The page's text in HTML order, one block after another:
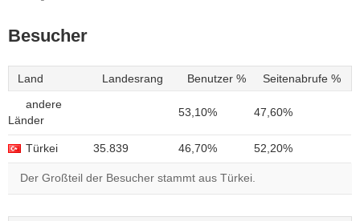
Besucher
Land Landesrang Benutzer % Seitenabrufe %
andere
Länder
53,10% 47,60%
Türkei 35.839 46,70% 52,20%
Der Großteil der Besucher stammt aus Türkei.